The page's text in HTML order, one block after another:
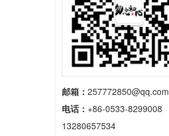
邮箱： 257772850@qq.com
电话： +86-0533-8299008
13280657534